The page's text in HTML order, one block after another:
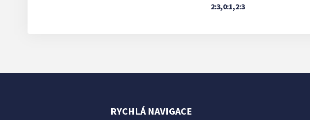
2:3,0:1,2:3
RYCHLÁ NAVIGACE